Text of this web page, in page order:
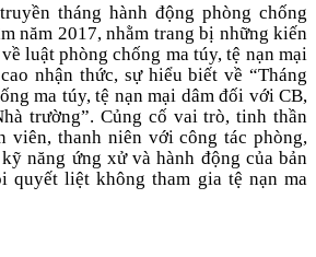
tháng hành động phòng chống
năm 2017, nhằm trang bị những kiến
luật phòng chống ma túy, tệ nạn mại
nhận thức, sự hiểu biết về “Tháng
ma túy, tệ nạn mại dâm đối với CB,
trường”. Củng cố vai trò, tinh thần
viên, thanh niên với công tác phòng,
năng ứng xử và hành động của bản
quyết liệt không tham gia tệ nạn ma